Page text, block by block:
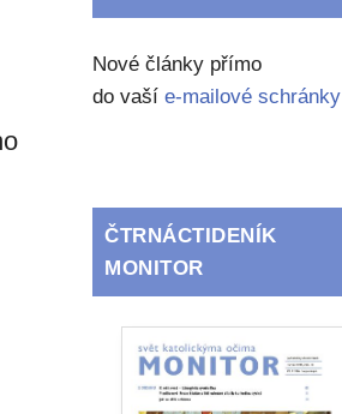
Nové články přímo
do vašíe-mailové schránky
ČTRNÁCTIDENÍK
MONITOR